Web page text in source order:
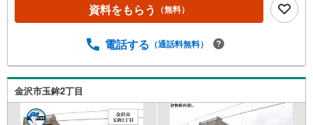
資料をもらう （無料）
電話する （通話料無料）
金沢市玉鉾2丁目